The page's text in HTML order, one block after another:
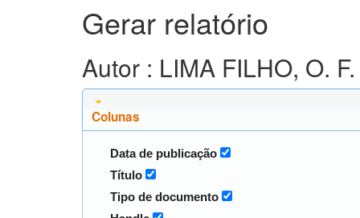
Gerar relatório
Autor : LIMA FILHO, O.
Colunas
Data de publicação
Título
Tipo de documento